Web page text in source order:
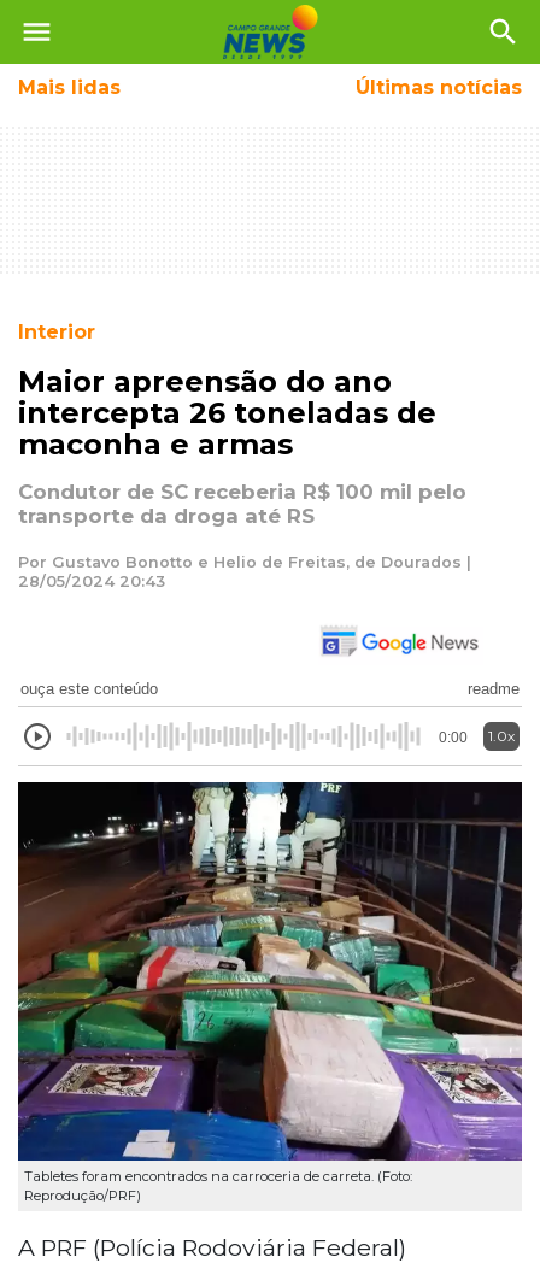
menu search
Mais lidas Últimas notícias
Interior
Maior apreensão do ano
intercepta 26 toneladas de
maconha e armas
Condutor de SC receberia R$ 100 mil pelo
transporte da droga até RS
Por Gustavo Bonotto e Helio de Freitas, de Dourados |
28/05/2024 20:43
ouça este conteúdo readme
0:00 1.0x
Tabletes foram encontrados na carroceria de carreta. (Foto:
Reprodução/PRF)
A PRF (Polícia Rodoviária Federal)